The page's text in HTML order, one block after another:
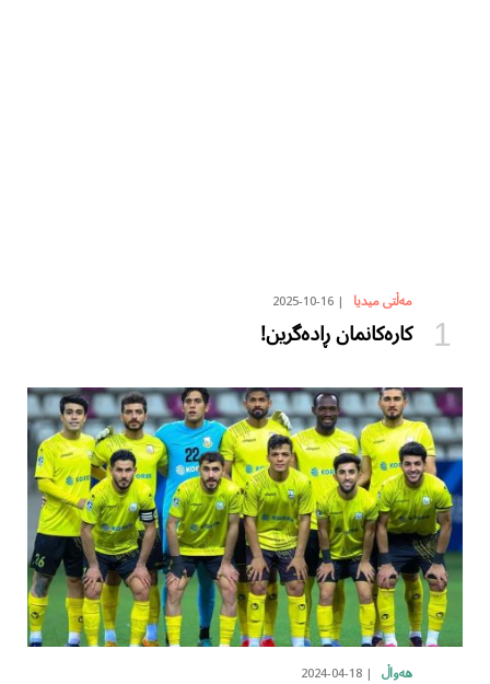
مەڵتی میدیا 2025-10-16
کارەکانمان ڕادەگرین!
هەواڵ 2024-04-18